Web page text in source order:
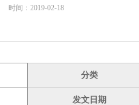
间：2019-02-18
分类
发文日期